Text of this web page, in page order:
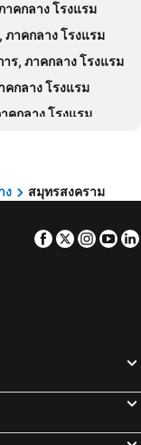
Hotel โรงแรมเดอะซีพอร์ต
าคกลาง โรงแรม
าคกลาง โรงแรม
ร, ภาคกลาง โรงแรม
กลาง โรงแรม
คกลาง โรงแรม
ภาคใต้ โรงแรม
ง สมุทรสงคราม
Facebook
Twitter